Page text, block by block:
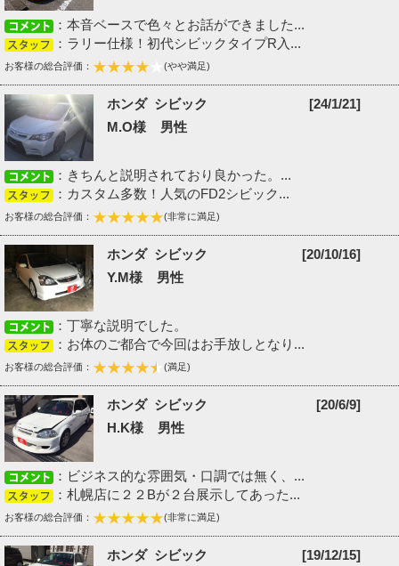
：本音ベースで色々とお話ができました...
：ラリー仕様！初代シビックタイプR入...
お客様の総合評価： (やや満足)
ホンダ シビック
[24/1/21]
M.O様 男性
：きちんと説明されており良かった。...
：カスタム多数！人気のFD2シビック...
お客様の総合評価： (非常に満足)
ホンダ シビック
[20/10/16]
Y.M様 男性
：丁寧な説明でした。
：お体のご都合で今回はお手放しとなり...
お客様の総合評価： (満足)
ホンダ シビック
[20/6/9]
H.K様 男性
：ビジネス的な雰囲気・口調では無く、...
：札幌店に２２Bが２台展示してあった...
お客様の総合評価： (非常に満足)
ホンダ シビック
[19/12/15]